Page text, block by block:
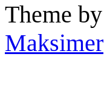
Theme by
Maksimer